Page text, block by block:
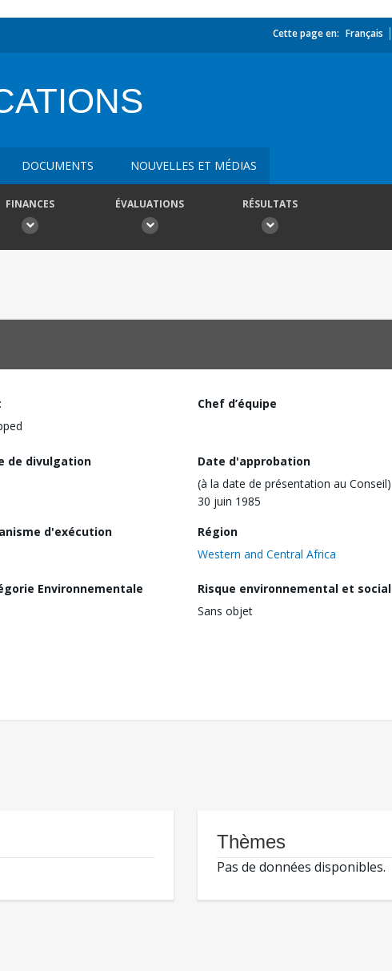
Cette page en: Français
DOCUMENTS NOUVELLES ET MÉDIAS
FINANCES ÉVALUATIONS RÉSULTATS
Chef d’équipe
de divulgation
Date d'approbation
(à la date de présentation au Conseil)
30 juin 1985
d'exécution
Région
Western and Central Africa
Environnementale
Risque environnemental et social
Sans objet
Thèmes
Pas de données disponibles.